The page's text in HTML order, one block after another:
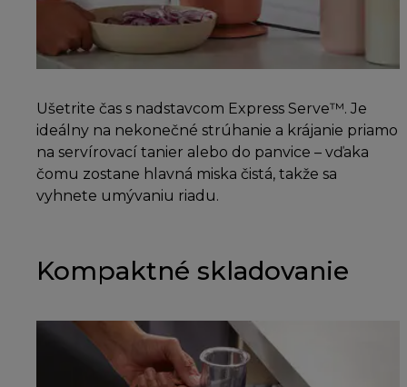
Ušetrite čas s nadstavcom Express Serve™. Je
ideálny na nekonečné strúhanie a krájanie priamo
na servírovací tanier alebo do panvice – vďaka
čomu zostane hlavná miska čistá, takže sa
vyhnete umývaniu riadu.
Kompaktné skladovanie